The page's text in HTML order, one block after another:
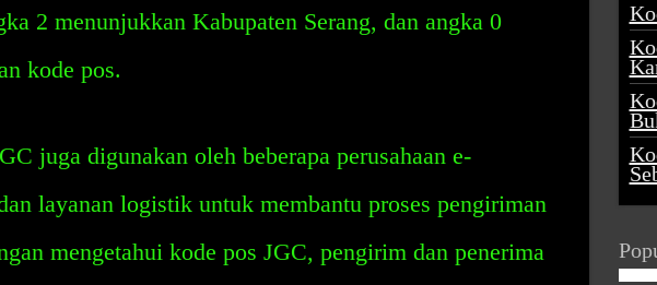
2 menunjukkan Kabupaten Serang, dan angka 0
kode pos.
juga digunakan oleh beberapa perusahaan e-
layanan logistik untuk membantu proses pengiriman
mengetahui kode pos JGC, pengirim dan penerima